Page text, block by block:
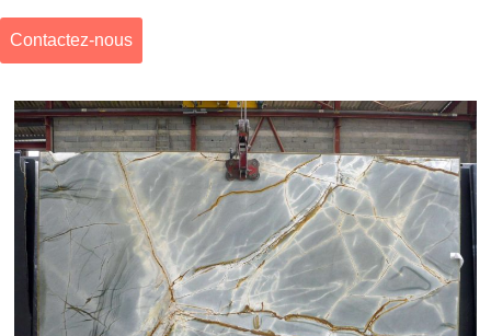
Contactez-nous